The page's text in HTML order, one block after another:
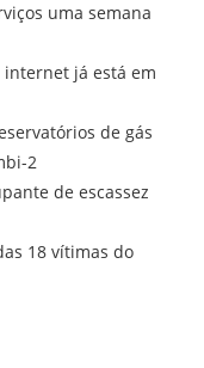
uma semana
já está em
de gás
2
de escassez
18 vítimas do